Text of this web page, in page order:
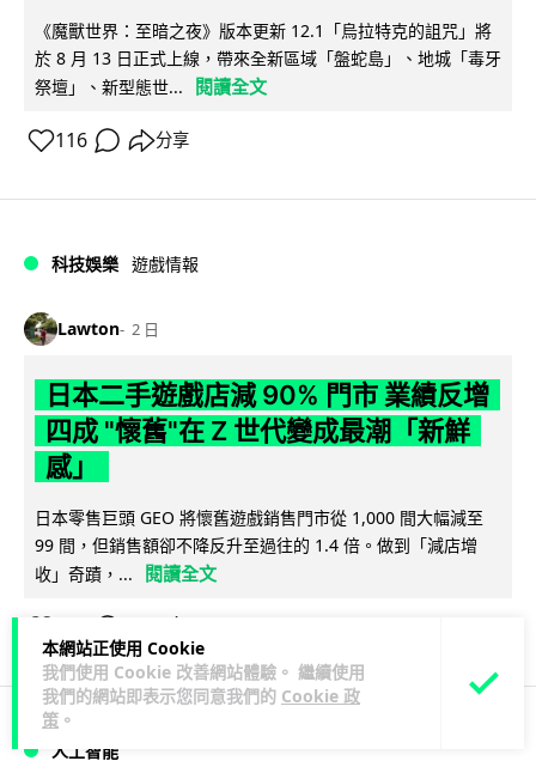
本網站正使用 Cookie
我們使用 Cookie 改善網站體驗。 繼續使用
我們的網站即表示您同意我們的 Cookie 政
策 。
《魔獸世界：至暗之夜》版本更新 12.1「烏拉特克的詛咒」將
於 8 月 13 日正式上線，帶來全新區域「盤蛇島」、地城「毒牙
祭壇」、新型態世...
閱讀全文
116 分享
科技娛樂 遊戲情報
Lawton 2 日
日本二手遊戲店減 90% 門市 業績反增
四成 "懷舊"在 Z 世代變成最潮「新鮮
感」
日本零售巨頭 GEO 將懷舊遊戲銷售門市從 1,000 間大幅減至
99 間，但銷售額卻不降反升至過往的 1.4 倍。做到「減店增
收」奇蹟，...
閱讀全文
人工智能